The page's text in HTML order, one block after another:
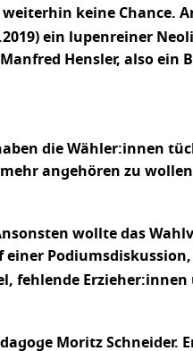
keine Chance.
ein lupenreiner
Hensler, also ein
die Wähler:innen
angehören zu
wollte das
einer
fehlende
Moritz